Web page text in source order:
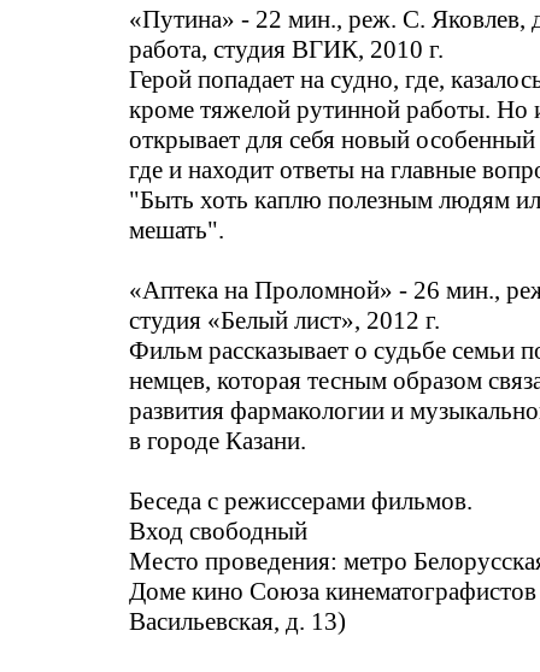
«Путина» - 22 мин., реж. С. Яковлев,
работа, студия ВГИК, 2010 г.
Герой попадает на судно, где,
кроме тяжелой рутинной работы. Но
открывает для себя новый
где и находит ответы на главные
"Быть хоть каплю полезным людям
мешать".
«Аптека на Проломной» - 26 мин.,
студия «Белый лист», 2012 г.
Фильм рассказывает о судьбе семьи
немцев, которая тесным образом
развития фармакологии и
в городе Казани.
Беседа с режиссерами фильмов.
Вход свободный
Место проведения: метро
Доме кино Союза
Васильевская, д. 13)